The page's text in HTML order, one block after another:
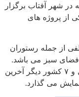
شهر آفتاب برگزار
بر 400 هکتار، یکی از پروژه های
از جمله رستوران
فضای سبز می باشد.
نمایشگاه سنگ با حضور ۱۱۰ شرکت ایرانی و ۷ کشور دیگر آخرین
می گذارد.